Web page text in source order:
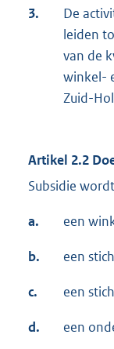
3.
De
leiden
van de
winkel-
Zuid-
Artikel 2.2
Subsidie
a. een
b. een
c. een
d. een